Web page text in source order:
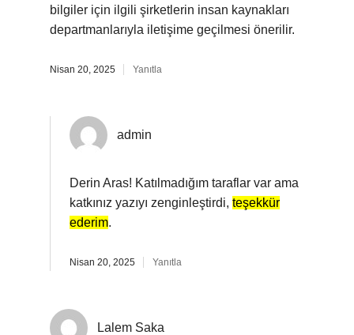
bilgiler için ilgili şirketlerin insan kaynakları
departmanlarıyla iletişime geçilmesi önerilir.
Nisan 20, 2025 Yanıtla
admin
Derin Aras! Katılmadığım taraflar var ama
katkınız yazıyı zenginleştirdi, teşekkür
ederim.
Nisan 20, 2025 Yanıtla
Lalem Saka